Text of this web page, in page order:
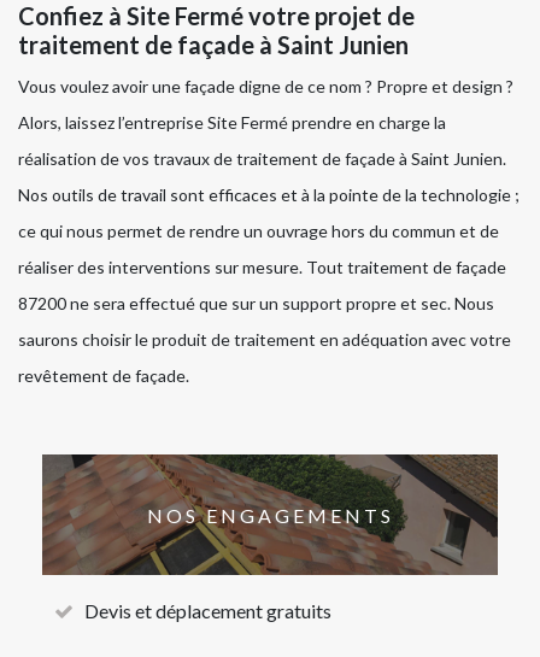
Confiez à Site Fermé votre projet de
traitement de façade à Saint Junien
Vous voulez avoir une façade digne de ce nom ? Propre et design ?
Alors, laissez l’entreprise Site Fermé prendre en charge la
réalisation de vos travaux de traitement de façade à Saint Junien.
Nos outils de travail sont efficaces et à la pointe de la technologie ;
ce qui nous permet de rendre un ouvrage hors du commun et de
réaliser des interventions sur mesure. Tout traitement de façade
87200 ne sera effectué que sur un support propre et sec. Nous
saurons choisir le produit de traitement en adéquation avec votre
revêtement de façade.
NOS ENGAGEMENTS
Devis et déplacement gratuits